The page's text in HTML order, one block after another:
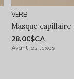
VERB
Masque capillaire
28,00$CA
Avant les taxes